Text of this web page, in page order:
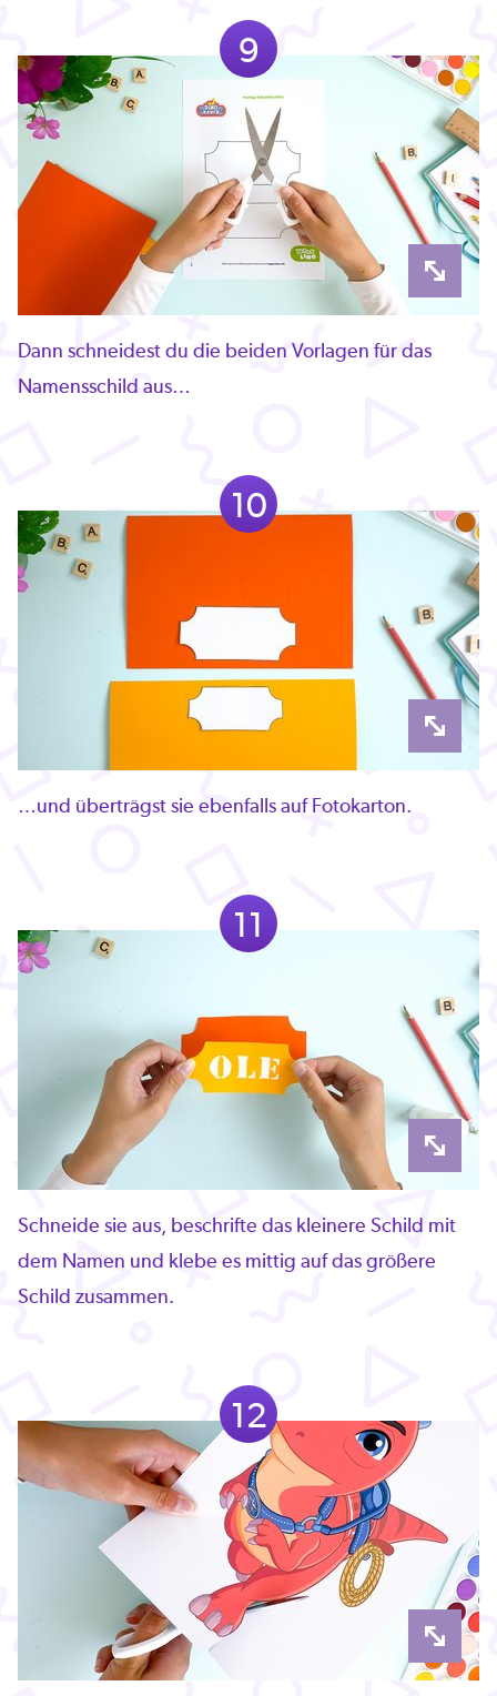
9
Dann schneidest du die beiden Vorlagen für das
Namensschild aus…
10
…und überträgst sie ebenfalls auf Fotokarton.
11
Schneide sie aus, beschrifte das kleinere Schild mit
dem Namen und klebe es mittig auf das größere
Schild zusammen.
12